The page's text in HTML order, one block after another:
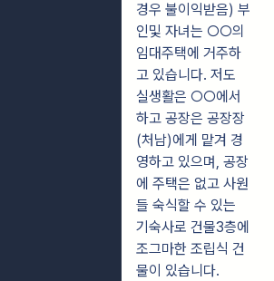
경우 불이익받음) 부
인및 자녀는 ○○의
임대주택에 거주하
고 있습니다. 저도
실생활은 ○○에서
하고 공장은 공장장
(처남)에게 맡겨 경
영하고 있으며, 공장
에 주택은 없고 사원
들 숙식할 수 있는
기숙사로 건물3층에
조그마한 조립식 건
물이 있습니다.